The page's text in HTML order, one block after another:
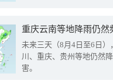
重庆云南等地降雨仍然
未来三天（8月4日至6日
川、重庆、贵州等地仍然
害。